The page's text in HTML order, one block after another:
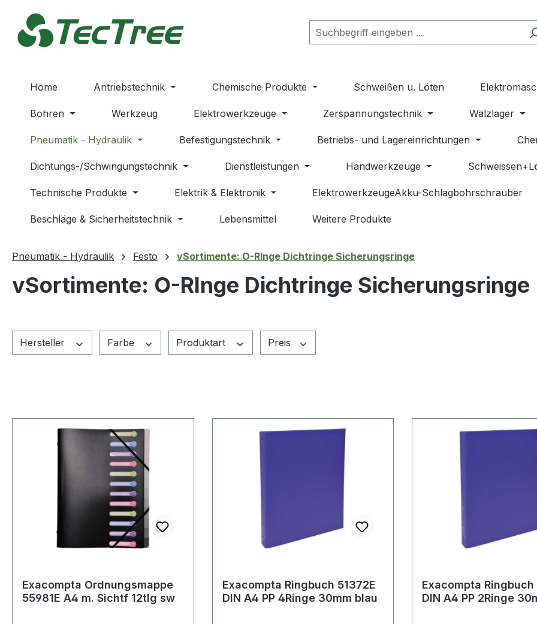
Hauptinhalt springen
Zur Suche springen
Zur Hauptnavigation springen
Home Antriebstechnik Chemische Produkte Schweißen u. Löten
Bohren Werkzeug Elektrowerkzeuge Zerspannungstechnik Wälzlager
Pneumatik - Hydraulik Befestigungstechnik Betriebs- und Lagereinrichtungen
Dichtungs-/Schwingungstechnik Dienstleistungen Handwerkzeuge
Technische Produkte Elektrik & Elektronik ElektrowerkzeugeAkku-Schlagbohrschrauber
Beschläge & Sicherheitstechnik Lebensmittel Weitere Produkte
Pneumatik - Hydraulik Festo vSortimente: O-RInge Dichtringe Sicherungsringe
vSortimente: O-RInge Dichtringe Sicherungsringe
Hersteller Farbe Produktart Preis
Exacompta Ordnungsmappe
55981E A4 m. Sichtf 12tlg sw
Exacompta Ringbuch 51372E
DIN A4 PP 4Ringe 30mm blau
Exacompta Ringbuch
DIN A4 PP 2Ringe